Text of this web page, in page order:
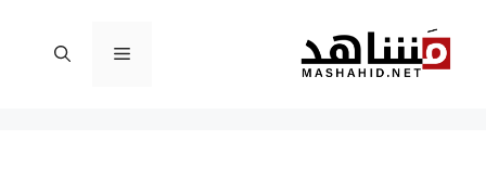
المحتوى
القائمة